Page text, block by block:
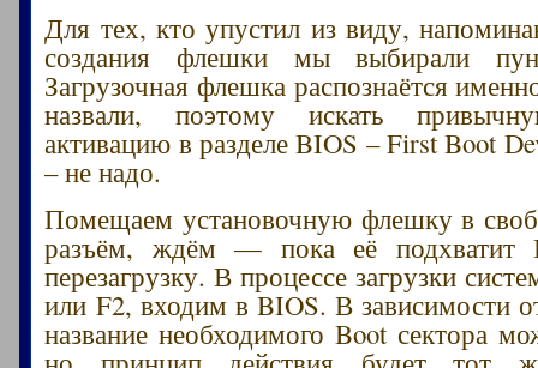
Для тех, кто упустил из виду,
создания флешки мы выбирали
Загрузочная флешка распознаётся
назвали, поэтому искать
активацию в разделе BIOS – First Boot
– не надо.
Помещаем установочную флешку в
разъём, ждём — пока её
перезагрузку. В процессе загрузки
или F2, входим в BIOS. В зависимости
название необходимого Boot сектора